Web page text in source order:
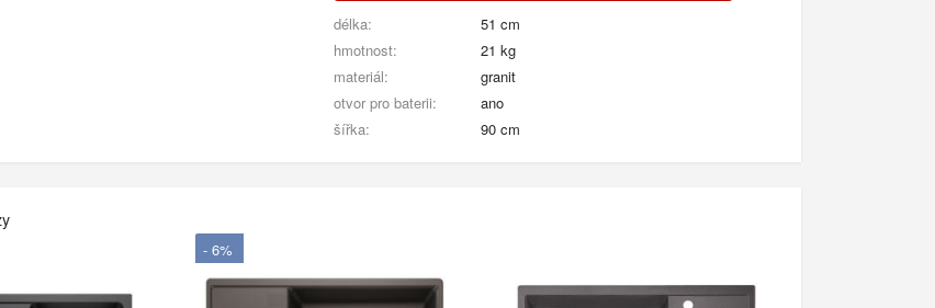
délka:
51 cm
hmotnost:
21 kg
materiál:
granit
otvor pro baterii:
ano
šířka:
90 cm
- 6%